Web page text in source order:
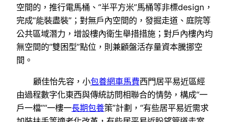
空間的，推行電馬桶、“半平方米”馬桶等非標design，
完成“能裝盡裝”；對無戶內空間的，發掘走道、庭院等
公共區域潛力，增設樓內衛生舉措措施；對戶內樓內均
無空間的“雙困型”點位，則兼顧盤活存量資本騰挪空
間。
顧佳怡先容，小包養網車馬費西門居平易近區經
由過程數字化東西與傳統訪問相聯合的情勢，構成“一
戶一檔”“一樓一長期包養策”計劃，“有些居平易近需求